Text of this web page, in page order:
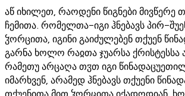
აწ იხილეთ, რაოდენი წიგნები მივწერე
ჩემითა. რომელთა-იგი ჰნებავს პირ-
ჴორცითა, იგინი გაიძულებენ თქუენ
გარნა ხოლო რაჲთა ჯუარსა ქრისტესსა
რამეთუ არცაღა თჳთ იგი
იმარხვენ, არამედ ჰნებავს თქუენი
თქუენითა მით ჴორცითა იქადოდიან.